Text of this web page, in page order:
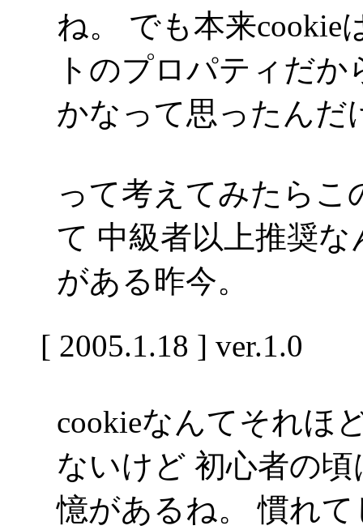
ね。 でも本来cookie
トのプロパティだ
かなって思ったんだ
って考えてみたら
て 中級者以上推奨
がある昨今。
[ 2005.1.18 ] ver.1.0
cookieなんてそれほ
ないけど 初心者の
憶があるね。 慣れ